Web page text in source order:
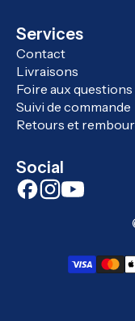
Services
Contact
Livraisons
Foire aux questions
Suivi de commande
Retours et
Social